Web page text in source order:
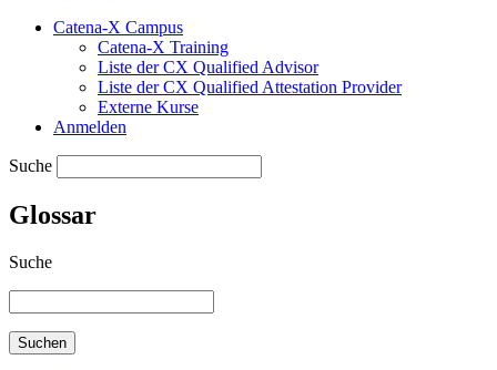
Catena-X Campus
Catena-X Training
Liste der CX Qualified Advisor
Liste der CX Qualified Attestation Provider
Externe Kurse
Anmelden
Suche
Glossar
Suche